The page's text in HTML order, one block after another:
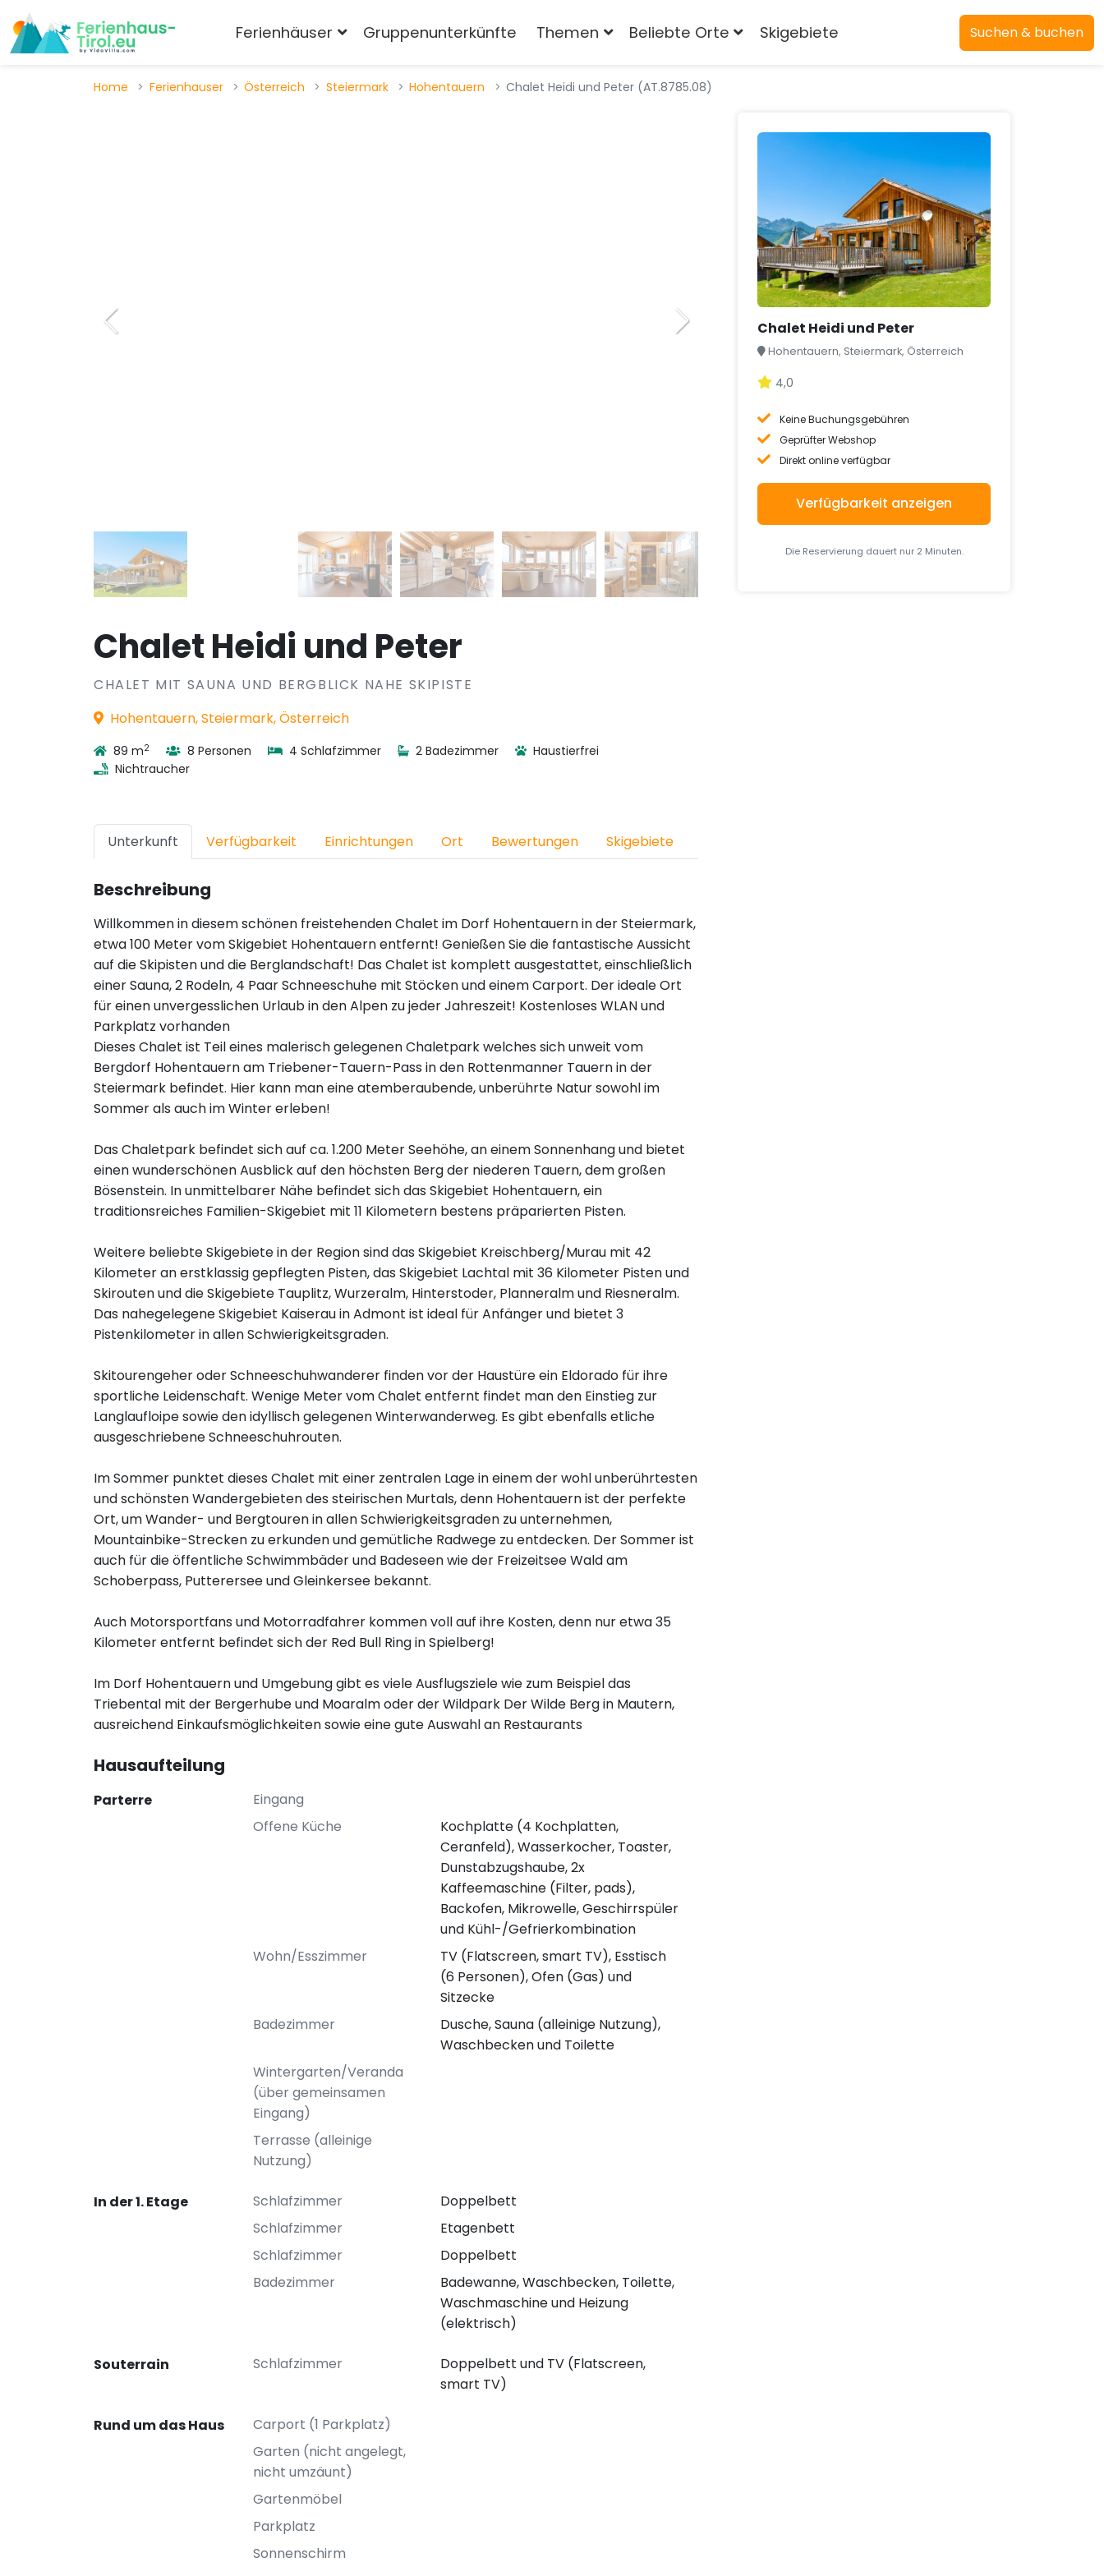
Ferienhäuser Gruppenunterkünfte Themen Beliebte Orte Skigebiete Suchen & buchen
Home Ferienhauser Österreich Steiermark Hohentauern Chalet Heidi und Peter (AT.8785.08)
Chalet Heidi und Peter
CHALET MIT SAUNA UND BERGBLICK NAHE SKIPISTE
Hohentauern, Steiermark, Österreich
89 m2 8 Personen 4 Schlafzimmer 2 Badezimmer
Haustierfrei
Nichtraucher
Unterkunft Verfügbarkeit Einrichtungen Ort Bewertungen Skigebiete
Beschreibung
Willkommen in diesem schönen freistehenden Chalet im Dorf Hohentauern in der Steiermark,
etwa 100 Meter vom Skigebiet Hohentauern entfernt! Genießen Sie die fantastische Aussicht
auf die Skipisten und die Berglandschaft! Das Chalet ist komplett ausgestattet, einschließlich
einer Sauna, 2 Rodeln, 4 Paar Schneeschuhe mit Stöcken und einem Carport. Der ideale Ort
für einen unvergesslichen Urlaub in den Alpen zu jeder Jahreszeit! Kostenloses WLAN und
Parkplatz vorhanden
Dieses Chalet ist Teil eines malerisch gelegenen Chaletpark welches sich unweit vom
Bergdorf Hohentauern am Triebener-Tauern-Pass in den Rottenmanner Tauern in der
Steiermark befindet. Hier kann man eine atemberaubende, unberührte Natur sowohl im
Sommer als auch im Winter erleben!
Das Chaletpark befindet sich auf ca. 1.200 Meter Seehöhe, an einem Sonnenhang und bietet
einen wunderschönen Ausblick auf den höchsten Berg der niederen Tauern, dem großen
Bösenstein. In unmittelbarer Nähe befindet sich das Skigebiet Hohentauern, ein
traditionsreiches Familien-Skigebiet mit 11 Kilometern bestens präparierten Pisten.
Weitere beliebte Skigebiete in der Region sind das Skigebiet Kreischberg/Murau mit 42
Kilometer an erstklassig gepflegten Pisten, das Skigebiet Lachtal mit 36 Kilometer Pisten und
Skirouten und die Skigebiete Tauplitz, Wurzeralm, Hinterstoder, Planneralm und Riesneralm.
Das nahegelegene Skigebiet Kaiserau in Admont ist ideal für Anfänger und bietet 3
Pistenkilometer in allen Schwierigkeitsgraden.
Skitourengeher oder Schneeschuhwanderer finden vor der Haustüre ein Eldorado für ihre
sportliche Leidenschaft. Wenige Meter vom Chalet entfernt findet man den Einstieg zur
Langlaufloipe sowie den idyllisch gelegenen Winterwanderweg. Es gibt ebenfalls etliche
ausgeschriebene Schneeschuhrouten.
Im Sommer punktet dieses Chalet mit einer zentralen Lage in einem der wohl unberührtesten
und schönsten Wandergebieten des steirischen Murtals, denn Hohentauern ist der perfekte
Ort, um Wander- und Bergtouren in allen Schwierigkeitsgraden zu unternehmen,
Mountainbike-Strecken zu erkunden und gemütliche Radwege zu entdecken. Der Sommer ist
auch für die öffentliche Schwimmbäder und Badeseen wie der Freizeitsee Wald am
Schoberpass, Putterersee und Gleinkersee bekannt.
Auch Motorsportfans und Motorradfahrer kommen voll auf ihre Kosten, denn nur etwa 35
Kilometer entfernt befindet sich der Red Bull Ring in Spielberg!
Im Dorf Hohentauern und Umgebung gibt es viele Ausflugsziele wie zum Beispiel das
Triebental mit der Bergerhube und Moaralm oder der Wildpark Der Wilde Berg in Mautern,
ausreichend Einkaufsmöglichkeiten sowie eine gute Auswahl an Restaurants
Hausaufteilung
Parterre
Eingang
Offene Küche
Kochplatte (4 Kochplatten,
Ceranfeld), Wasserkocher, Toaster,
Dunstabzugshaube, 2x
Kaffeemaschine (Filter, pads),
Backofen, Mikrowelle, Geschirrspüler
und Kühl-/Gefrierkombination
Wohn/Esszimmer
TV (Flatscreen, smart TV), Esstisch
(6 Personen), Ofen (Gas) und
Sitzecke
Badezimmer
Dusche, Sauna (alleinige Nutzung),
Waschbecken und Toilette
Wintergarten/Veranda
(über gemeinsamen
Eingang)
Terrasse (alleinige
Nutzung)
In der 1. Etage Schlafzimmer
Doppelbett
Schlafzimmer
Etagenbett
Schlafzimmer
Doppelbett
Badezimmer
Badewanne, Waschbecken, Toilette,
Waschmaschine und Heizung
(elektrisch)
Souterrain Schlafzimmer
Doppelbett und TV (Flatscreen,
smart TV)
Rund um das Haus
Carport (1 Parkplatz)
Garten (nicht angelegt,
nicht umzäunt)
Gartenmöbel
Parkplatz
Sonnenschirm
Chalet Heidi und Peter
Hohentauern, Steiermark, Österreich
4,0
Keine Buchungsgebühren
Geprüfter Webshop
Direkt online verfügbar
Verfügbarkeit anzeigen
Die Reservierung dauert nur 2 Minuten.